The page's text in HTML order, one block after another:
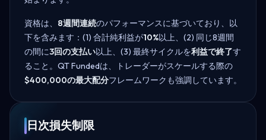
資格は、 8週間連続のパフォーマンスに基づいており、以
下を含みます：(1) 合計純利益が10%以上、(2) 同じ8週間
の間に3回の支払い以上、(3) 最終サイクルを利益で終了す
ること。QT Fundedは、トレーダーがスケールする際の
$400,000の最大配分フレームワークも強調しています。
日次損失制限